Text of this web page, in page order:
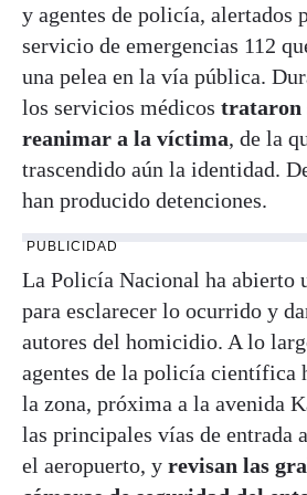
y agentes de policía, alertados
servicio de emergencias 112
una pelea en la vía pública.
los servicios médicos trataron
reanimar a la víctima, de la
trascendido aún la identidad.
han producido detenciones.
PUBLICIDAD
La Policía Nacional ha abierto
para esclarecer lo ocurrido y
autores del homicidio. A lo
agentes de la policía científica
la zona, próxima a la avenida
las principales vías de entrada
el aeropuerto, y revisan las